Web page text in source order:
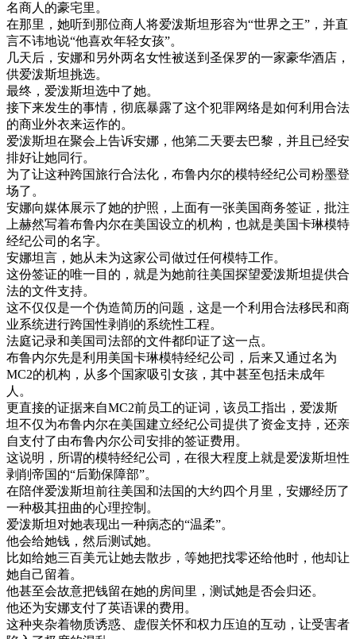
名商人的豪宅里。
在那里 ， 她听到 那位商人将爱泼斯坦形容为“世界之王” ， 并直
言不讳地说“他喜欢年轻女孩”。
几天后 ， 安娜和另外两名女性被送到 圣保罗的一家豪华酒店 ，
供爱泼斯坦挑选。
最终 ， 爱泼斯坦选中了她。
接下来发生的事情 ， 彻底暴露了这个犯罪网络是如何利用合法
的商业外衣来运作的。
爱泼斯坦在聚会上告诉安娜 ， 他第二天要去巴黎 ， 并且 已经安
排好让她同行。
为了让这种跨国旅行合法化 ， 布鲁内尔的模特经纪公司 粉墨登
场了。
安娜向媒体展示了她的护照 ， 上面有一张美国商务签证 ， 批注
上赫然写着布鲁内尔在美国设立的机构 ， 也就是美国卡琳模特
经纪公司 的名字。
安娜坦言 ， 她从未为这家公司 做过任何模特工作。
这份签证的唯一 目的 ， 就是为她前往美国探望爱泼斯坦提供合
法的文件支持。
这不仅仅是一个伪造简历的问题 ， 这是一个利用合法移民和商
业系统进行跨国性剥削 的系统性工程。
法庭记录和美国司法部的文件都印证了这一点。
布鲁内尔先是利用 美国卡琳模特经纪公司 ， 后来又通过名为
MC2的机构 ， 从多个国家吸引 女孩 ， 其中甚至包括未成年
人。
更直接的证据来自MC2前员工的证词 ， 该员工指出 ， 爱泼斯
坦不仅为布鲁内尔在美国建立经纪公司 提供了资金支持 ， 还亲
自支付了由布鲁内尔公司 安排的签证费用 。
这说明 ， 所谓的模特经纪公司 ， 在很大程度上就是爱泼斯坦性
剥削 帝国的“后勤保障部”。
在陪伴爱泼斯坦前往美国和法国的大约 四个月 里 ， 安娜经历了
一种极其扭曲的心理控制 。
爱泼斯坦对她表现出一种病态的“温柔”。
他会给她钱 ， 然后测试她。
比如给她三百美元让她去散步 ， 等她把找零还给他时 ， 他却让
她自己留着。
他甚至会故意把钱留在她的房间里 ， 测试她是否会归还。
他还为安娜支付了英语课的费用 。
这种夹杂着物质诱惑、 虚假关怀和权力压迫的互动 ， 让受害者